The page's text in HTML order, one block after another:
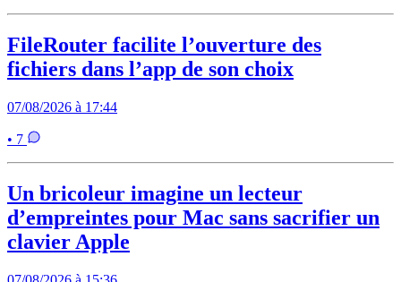
FileRouter facilite l’ouverture des
fichiers dans l’app de son choix
07/08/2026 à 17:44
• 7
Un bricoleur imagine un lecteur
d’empreintes pour Mac sans sacrifier un
clavier Apple